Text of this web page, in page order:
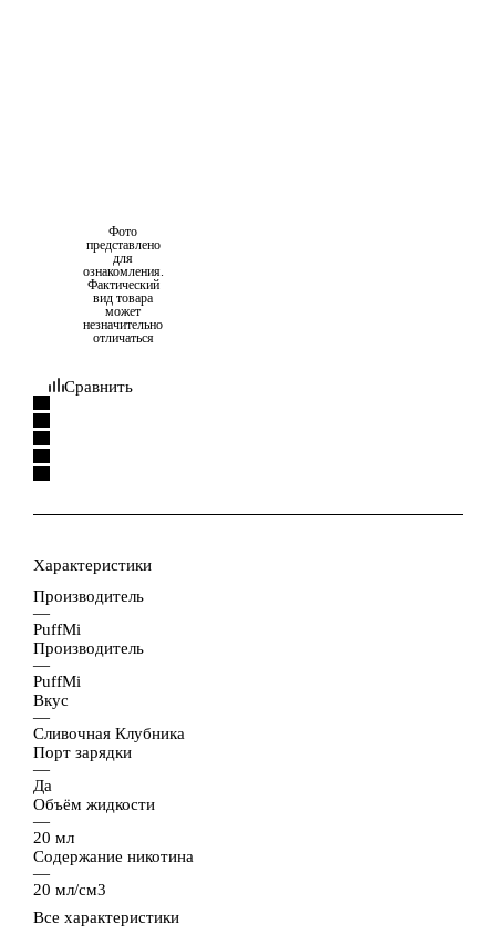
Фото
представлено
для
ознакомления.
Фактический
вид товара
может
незначительно
отличаться
Сравнить
Характеристики
Производитель
—
PuffMi
Производитель
—
PuffMi
Вкус
—
Сливочная Клубника
Порт зарядки
—
Да
Объём жидкости
—
20 мл
Содержание никотина
—
20 мл/см3
Все характеристики